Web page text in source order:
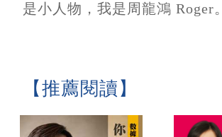
是小人物，我是周龍鴻 Roger。
【推薦閱讀】